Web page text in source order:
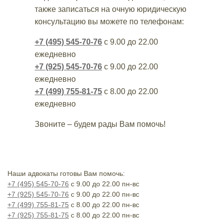
также записаться на очную юридическую
консультацию вы можете по телефонам:
+7 (495) 545-70-76с 9.00 до 22.00
ежедневно
+7 (925) 545-70-76с 9.00 до 22.00
ежедневно
+7 (499) 755-81-75с 8.00 до 22.00
ежедневно
Звоните – будем рады Вам помочь!
Наши адвокаты готовы Вам помочь:
+7 (495) 545-70-76 с 9.00 до 22.00 пн-вс
+7 (925) 545-70-76 с 9.00 до 22.00 пн-вс
+7 (499) 755-81-75 с 8.00 до 22.00 пн-вс
+7 (925) 755-81-75 с 8.00 до 22.00 пн-вс